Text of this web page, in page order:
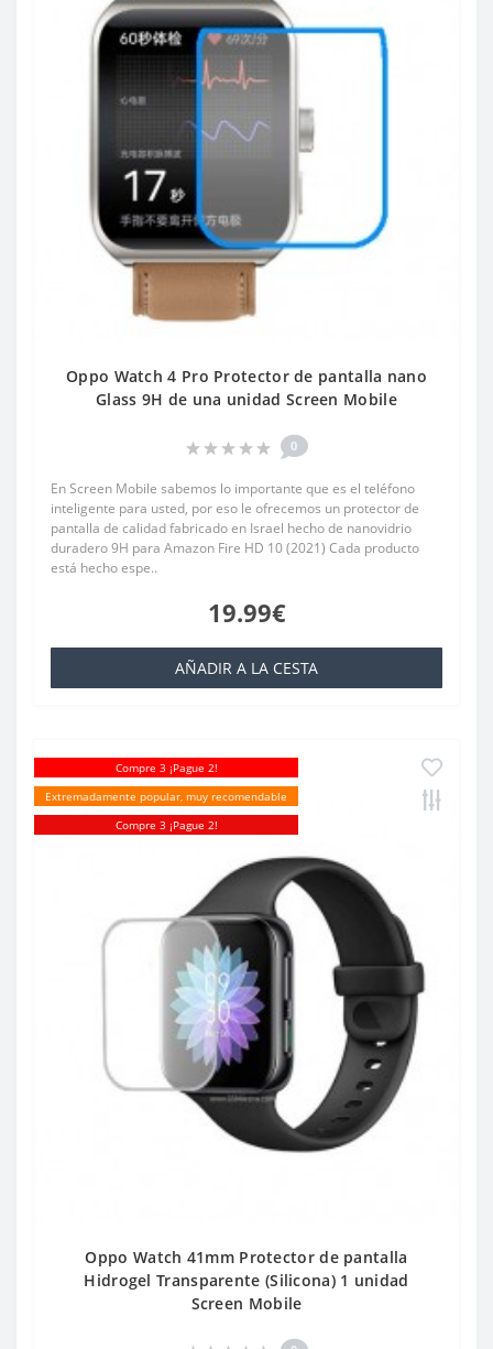
Oppo Watch 4 Pro Protector de pantalla nano
Glass 9H de una unidad Screen Mobile
0
En Screen Mobile sabemos lo importante que es el teléfono
inteligente para usted, por eso le ofrecemos un protector de
pantalla de calidad fabricado en Israel hecho de nanovidrio
duradero 9H para Amazon Fire HD 10 (2021) Cada producto
está hecho espe..
19.99€
AÑADIR A LA CESTA
Compre 3 ¡Pague 2!
Extremadamente popular, muy recomendable
Compre 3 ¡Pague 2!
Oppo Watch 41mm Protector de pantalla
Hidrogel Transparente (Silicona) 1 unidad
Screen Mobile